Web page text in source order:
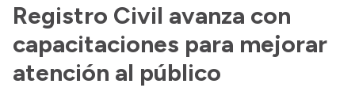
Delegaciones
Estadísticas de hechos vitales
Registro Civil avanza con
capacitaciones para mejorar
atención al público